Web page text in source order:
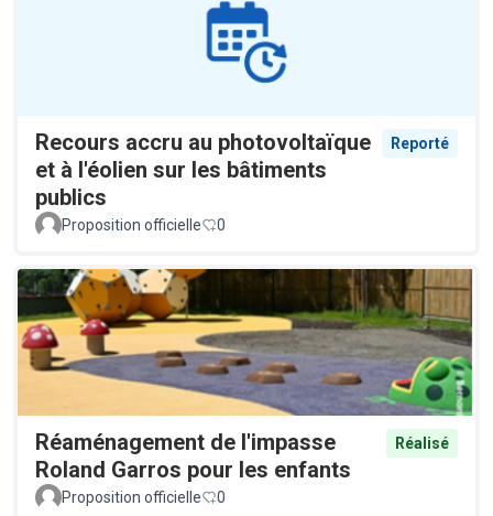
Recours accru au photovoltaïque
et à l'éolien sur les bâtiments
publics
Reporté
Proposition officielle 0
Réaménagement de l'impasse
Roland Garros pour les enfants
Réalisé
Proposition officielle 0